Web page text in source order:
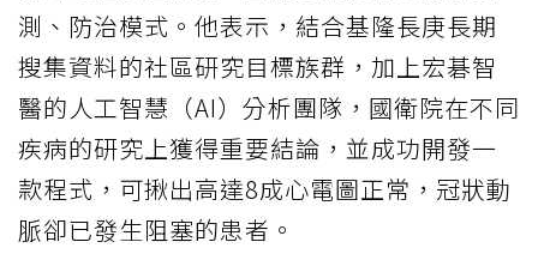
測、防治模式。他表示，結合基隆長庚長期
搜集資料的社區研究目標族群，加上宏碁智
醫的人工智慧（AI）分析團隊，國衛院在不同
疾病的研究上獲得重要結論，並成功開發一
款程式，可揪出高達8成心電圖正常，冠狀動
脈卻已發生阻塞的患者。